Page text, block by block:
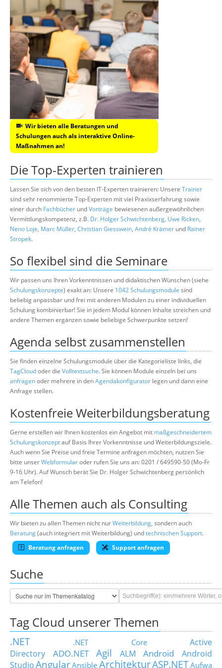
Wir bieten alle Beratungen und
Schulungen auch als interaktive Online-
Maßnahmen an!
Die Top-Experten trainieren
Lassen Sie sich von den besten IT-Experten trainieren: Unsere Trainer
sind sehr renommierte Top-Experten mit viel Praxixserfahrung sowie
einer durch Fachbücher undVorträge bewiesenen außergewöhnlichen
Vermittlungskompetenz, z.B. Dr. Holger Schwichtenberg, Uwe Ricken,
Neno Loje, Marc Müller, Christian Giesswein, André Krämer und Rainer
Stropek.
So flexibel sind die Seminare
Wir passen uns Ihren Vorkenntnissen und didaktischen Wünschen (siehe
Schulungskonzepte) exakt an: Unsere 1042 Schulungsmodule sind
beliebig anpassbar und frei mit anderen Modulen zu einer individuellen
Schulung kombinierbar! Sie in jedem Modul können Inhalte streichen und
andere Themen ergänzen sowie beliebige Schwerpunkte setzen!
Agenda selbst zusammenstellen
Sie finden einzelne Schulungsmodule über die Kategorieliste links, die
TagCloudoder die Volltextsuche. Sie können Module einzeln bei uns
anfragenoder mehrere in denAgendakonfigurator legen und dann eine
Anfrage stellen.
Kostenfreie Weiterbildungsberatung
Gerne erstellen wir Ihnen kostenlos ein Angebot mit maßgeschneidertem
Schulungskonzeptauf Basis Ihrer Vorkenntnisse und Weiterbildungsziele.
Auch wenn Sie Preise und freie Termine anfragen möchten, nutzen Sie
bitte unserWebformularoder rufen Sie uns an: 0201 / 649590-50 (Mo-Fr
9-16 Uhr). Auf Wunsch berät Sie Dr. Holger Schwichtenberg persönlich
am Telefon!
Alle Themen auch als Consulting
Wir bieten zu allen Themen nicht nurWeiterbildung, sondern auch
Beratung(auch integriert mit Weiterbildung) undtechnischen Support.
Beratung anfragen
Support anfragen
Suche
Tag Cloud unserer Themen
.NET .NET Core
Active
Directory
ADO.NET Agil ALM Android
Android
StudioAngularAnsible ArchitekturASP.NETAufwa